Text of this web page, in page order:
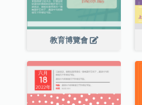
教育博覽會